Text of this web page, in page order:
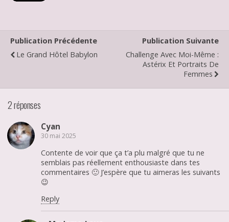
Publication Précédente
Le Grand Hôtel Babylon
Publication Suivante
Challenge Avec Moi-Même :
Astérix Et Portraits De
Femmes
2 réponses
Cyan
30 mai 2025
Contente de voir que ça t’a plu malgré que tu ne
semblais pas réellement enthousiaste dans tes
commentaires 🙂 J’espère que tu aimeras les suivants
😉
Reply